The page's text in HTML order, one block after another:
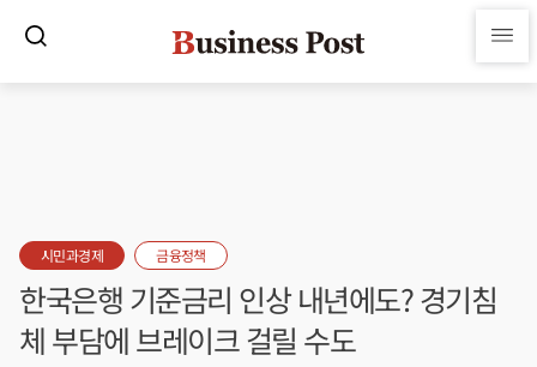
시민과경제 금융정책
한국은행 기준금리 인상 내년에도? 경기침
체 부담에 브레이크 걸릴 수도